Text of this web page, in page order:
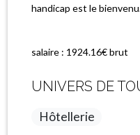
handicap est le
salaire : 1924.16€ brut
UNIVERS DE
Hôtellerie